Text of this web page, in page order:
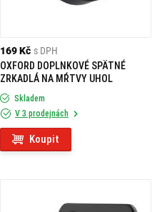
169 Kč s DPH
OXFORD DOPLNKOVÉ SPÄTNÉ
ZRKADLÁ NA MŔTVY UHOL
Skladem
V 3 prodejnách
Koupit